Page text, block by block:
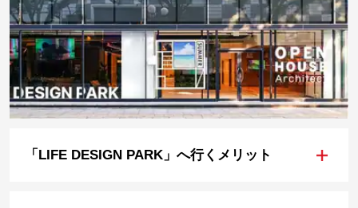
「LIFE DESIGN PARK」へ行くメリット +